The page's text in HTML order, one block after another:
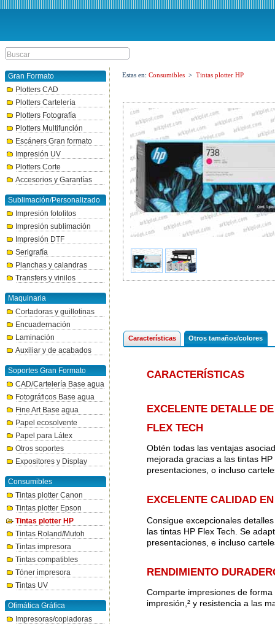
Gran Formato
Plotters CAD
Plotters Cartelería
Plotters Fotografía
Plotters Multifunción
Escáners Gran formato
Impresión UV
Plotters Corte
Accesorios y Garantías
Sublimación/Personalizado
Impresión fotolitos
Impresión sublimación
Impresión DTF
Serigrafía
Planchas y calandras
Transfers y vinilos
Maquinaria
Cortadoras y guillotinas
Encuadernación
Laminación
Auxiliar y de acabados
Soportes Gran Formato
CAD/Cartelería Base agua
Fotográficos Base agua
Fine Art Base agua
Papel ecosolvente
Papel para Látex
Otros soportes
Expositores y Display
Consumibles
Tintas plotter Canon
Tintas plotter Epson
Tintas plotter HP
Tintas Roland/Mutoh
Tintas impresora
Tintas compatibles
Tóner impresora
Tintas UV
Ofimática Gráfica
Impresoras/copiadoras
Estas en: Consumibles > Tintas plotter HP
Características Otros tamaños/colores
CARACTERÍSTICAS
EXCELENTE DETALLE
FLEX TECH
Obtén todas las ventajas
mejorada gracias a las tintas
presentaciones, o incluso
EXCELENTE CALIDAD
Consigue excepcionales
las tintas HP Flex Tech. Se
presentaciones, e incluso
RENDIMIENTO
Comparte impresiones de
impresión,² y resistencia a las